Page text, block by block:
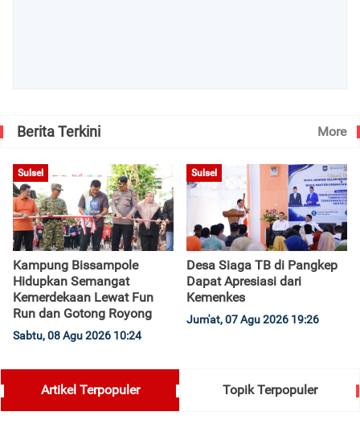
Berita Terkini More
Sulsel
Kampung Bissampole
Hidupkan Semangat
Kemerdekaan Lewat Fun
Run dan Gotong Royong
Sabtu, 08 Agu 2026 10:24
Sulsel
Desa Siaga TB di Pangkep
Dapat Apresiasi dari
Kemenkes
Jum'at, 07 Agu 2026 19:26
Artikel Terpopuler Topik Terpopuler